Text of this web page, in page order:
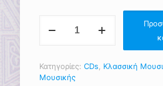
ΣΥΛΛΟΓΗ
Κατηγορίες: CDs, Κλασσική
Μουσικής